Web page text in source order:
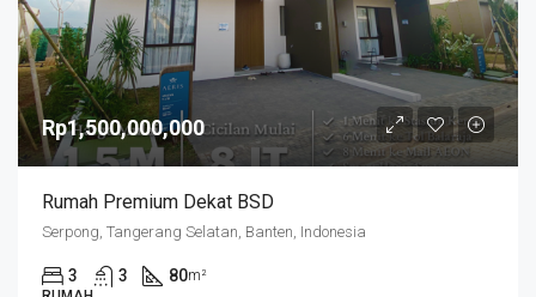
Rp1,500,000,000
Rumah Premium Dekat BSD
Serpong, Tangerang Selatan, Banten, Indonesia
3 3 80m²